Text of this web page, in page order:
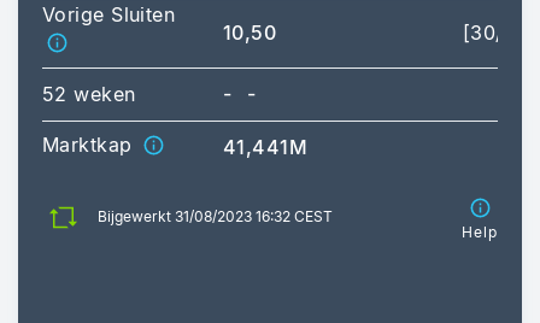
Vorige Sluiten
10,50 [30/
52 weken - -
Marktkap 41,441M
Bijgewerkt 31/08/2023 16:32 CEST
Help